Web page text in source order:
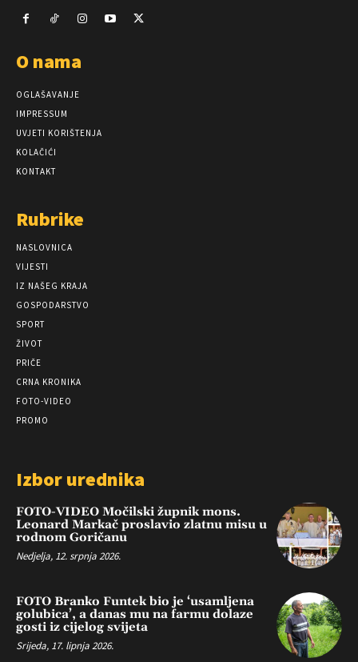
O nama
OGLAŠAVANJE
IMPRESSUM
UVJETI KORIŠTENJA
KOLAČIĆI
KONTAKT
Rubrike
NASLOVNICA
VIJESTI
IZ NAŠEG KRAJA
GOSPODARSTVO
SPORT
ŽIVOT
PRIČE
CRNA KRONIKA
FOTO-VIDEO
PROMO
Izbor urednika
FOTO-VIDEO Močilski župnik mons.
Leonard Markač proslavio zlatnu misu u
rodnom Goričanu
Nedjelja, 12. srpnja 2026.
FOTO Branko Funtek bio je ‘usamljena
golubica’, a danas mu na farmu dolaze
gosti iz cijelog svijeta
Srijeda, 17. lipnja 2026.